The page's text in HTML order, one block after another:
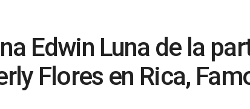
Edwin Luna de la
Flores en Rica,